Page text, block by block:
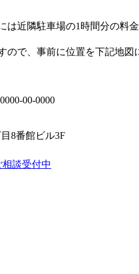
は近隣駐車場の1時間分の料
ので、事前に位置を下記地図
8番館ビル3F